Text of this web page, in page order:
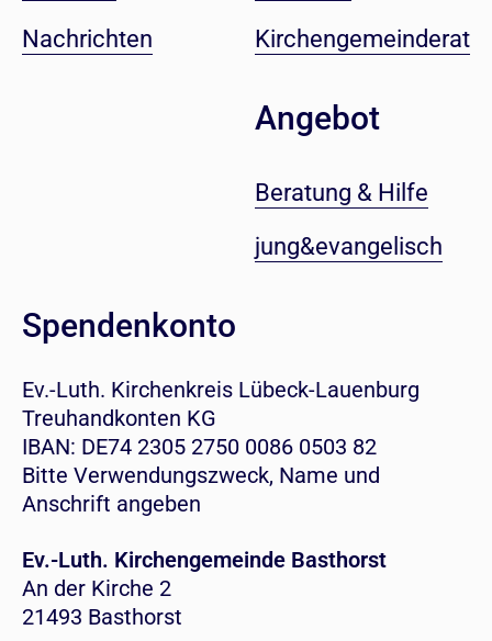
Nachrichten
Kirchengemeinderat
Angebot
Beratung & Hilfe
jung&evangelisch
Spendenkonto
Ev.-Luth. Kirchenkreis Lübeck-Lauenburg
Treuhandkonten KG
IBAN: DE74 2305 2750 0086 0503 82
Bitte Verwendungszweck, Name und
Anschrift angeben
Ev.-Luth. Kirchengemeinde Basthorst
An der Kirche 2
21493 Basthorst